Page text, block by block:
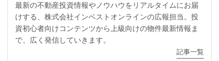
最新の不動産投資情報やノウハウをリアルタイムにお届
けする、株式会社インベストオンラインの広報担当。投
資初心者向けコンテンツから上級向けの物件最新情報ま
で、広く発信していきます。
記事一覧